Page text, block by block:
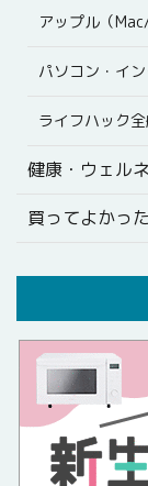
アップル（
パソコン・イ
ライフハック
健康・ウェル
買ってよかっ